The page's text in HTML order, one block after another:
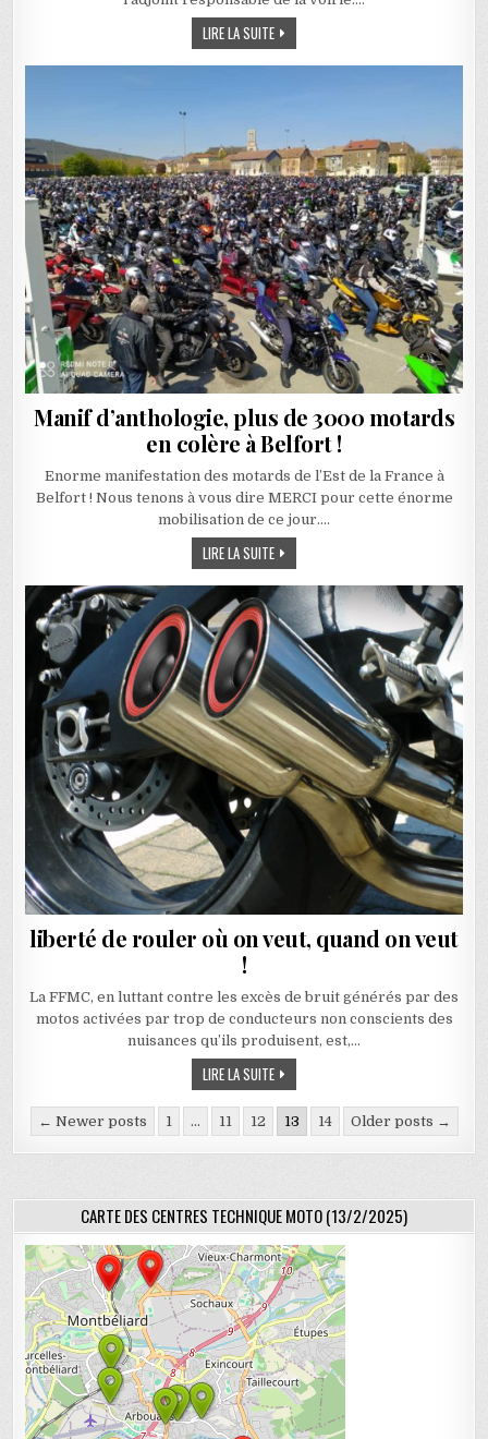
LIRE LA SUITEDASLE, COMMUNE POINTS NOIRS !
Manif d’anthologie, plus de 3000 motards
en colère à Belfort !
Enorme manifestation des motards de l’Est de la France à
Belfort ! Nous tenons à vous dire MERCI pour cette énorme
mobilisation de ce jour….
LIRE LA SUITEMANIF D’ANTHOLOGIE, PLUS DE 3000
liberté de rouler où on veut, quand on veut
!
La FFMC, en luttant contre les excès de bruit générés par des
motos activées par trop de conducteurs non conscients des
nuisances qu’ils produisent, est,…
LIRE LA SUITELIBERTÉ DE ROULER OÙ ON VEUT,
Pagination des publications
← Newer posts 1 … 11 12 13 14 Older posts →
CARTE DES CENTRES TECHNIQUE MOTO (13/2/2025)